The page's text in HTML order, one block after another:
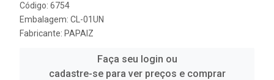
Código: 6754
Embalagem: CL-01UN
Fabricante: PAPAIZ
Faça seu login ou
cadastre-se para ver preços e comprar